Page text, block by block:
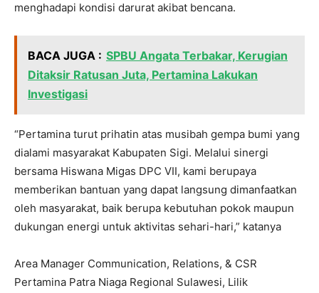
menghadapi kondisi darurat akibat bencana.
BACA JUGA : SPBU Angata Terbakar, Kerugian
Ditaksir Ratusan Juta, Pertamina Lakukan
Investigasi
“Pertamina turut prihatin atas musibah gempa bumi yang
dialami masyarakat Kabupaten Sigi. Melalui sinergi
bersama Hiswana Migas DPC VII, kami berupaya
memberikan bantuan yang dapat langsung dimanfaatkan
oleh masyarakat, baik berupa kebutuhan pokok maupun
dukungan energi untuk aktivitas sehari-hari,” katanya
Area Manager Communication, Relations, & CSR
Pertamina Patra Niaga Regional Sulawesi, Lilik